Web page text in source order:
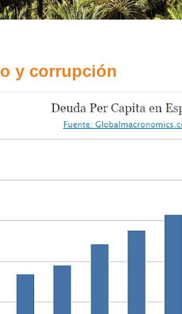
y corrupción